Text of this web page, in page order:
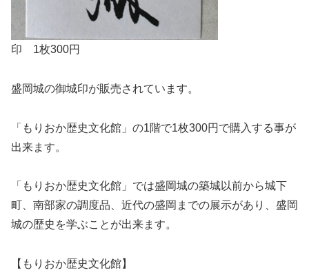
印 1枚300円
盛岡城の御城印が販売されています。
「もりおか歴史文化館」の1階で1枚300円で購入する事が
出来ます。
「もりおか歴史文化館」では盛岡城の築城以前から城下
町、南部家の調度品、近代の盛岡までの展示があり、盛岡
城の歴史を学ぶことが出来ます。
【もりおか歴史文化館】